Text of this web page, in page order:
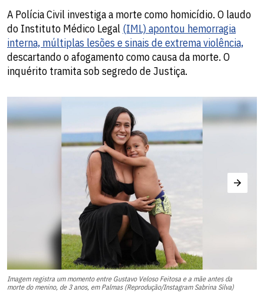
A Polícia Civil investiga a morte como homicídio. O laudo
do Instituto Médico Legal (IML) apontou hemorragia
interna, múltiplas lesões e sinais de extrema violência,
descartando o afogamento como causa da morte. O
inquérito tramita sob segredo de Justiça.
Imagem registra um momento entre Gustavo Veloso Feitosa e a mãe antes da
morte do menino, de 3 anos, em Palmas (Reprodução/Instagram Sabrina Silva)